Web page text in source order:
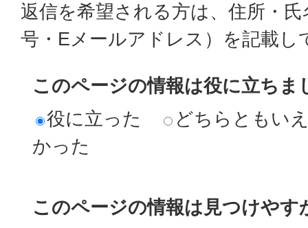
返信を希望される方は、住所・
号・Eメールアドレス）を記載し
このページの情報は役に立ちま
役に立った
どちらともい
かった
このページの情報は見つけやす